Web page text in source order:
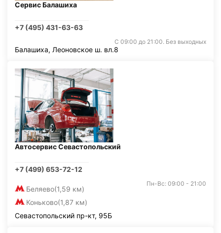
Сервис Балашиха
+7 (495) 431-63-63
С 09:00 до 21:00. Без выходных
Балашиха, Леоновское ш. вл.8
Автосервис Севастопольский
+7 (499) 653-72-12
Беляево(1,59 км)
Коньково(1,87 км)
Пн-Вс: 09:00 - 21:00
Севастопольский пр-кт, 95Б